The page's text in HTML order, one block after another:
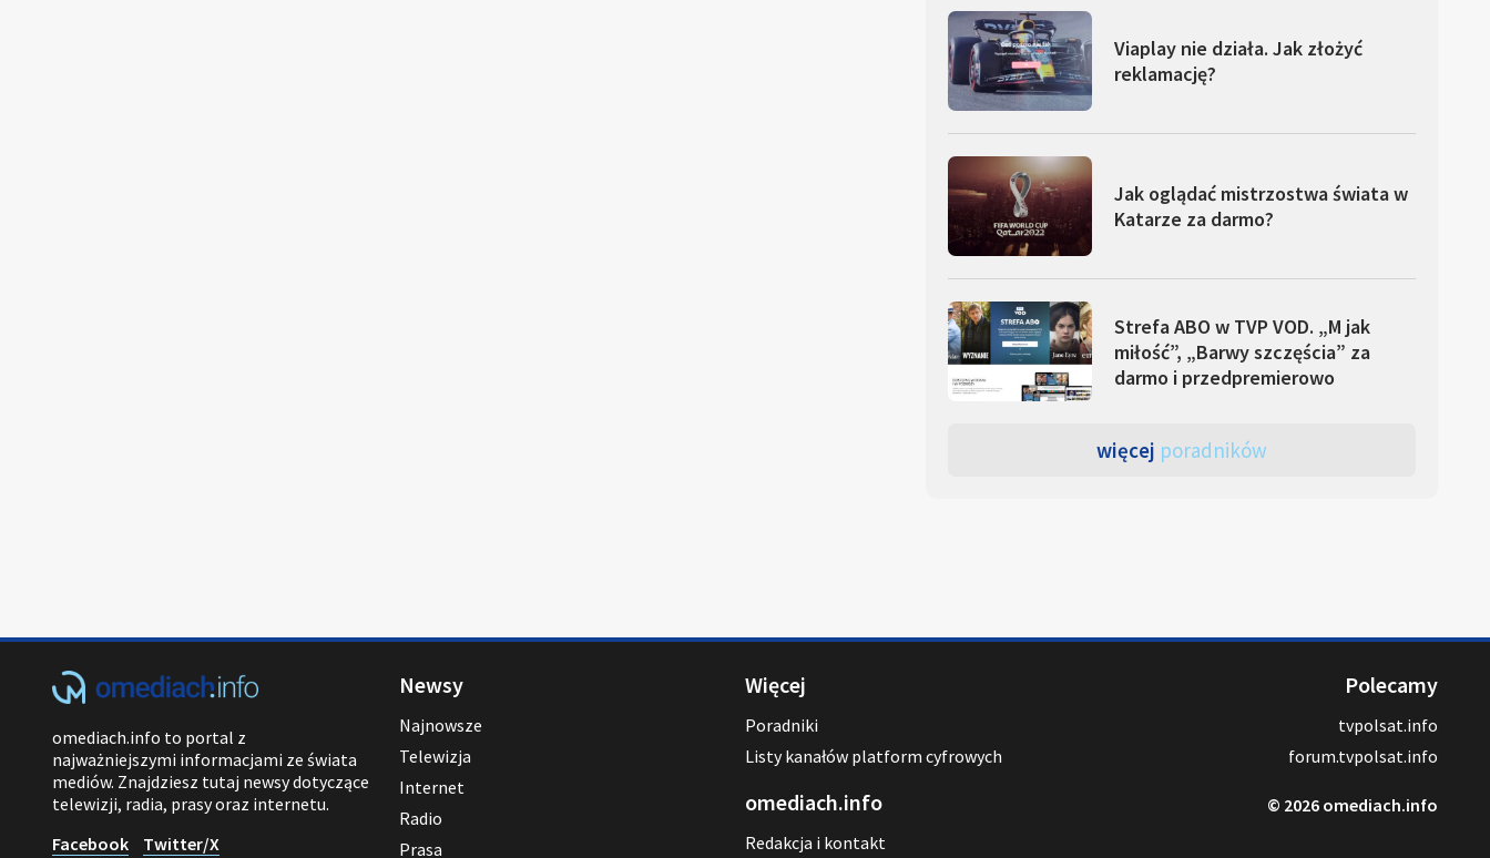
Viaplay nie działa. Jak złożyć
reklamację?
Jak oglądać mistrzostwa świata w
Katarze za darmo?
Strefa ABO w TVP VOD. „M jak
miłość”, „Barwy szczęścia” za
darmo i przedpremierowo
więcej poradników
omediach.info to portal z
najważniejszymi informacjami ze świata
mediów. Znajdziesz tutaj newsy dotyczące
telewizji, radia, prasy oraz internetu.
Facebook
Twitter/X
Newsy
Najnowsze
Telewizja
Internet
Radio
Prasa
Więcej
Poradniki
Listy kanałów platform cyfrowych
omediach.info
Redakcja i kontakt
Polecamy
tvpolsat.info
forum.tvpolsat.info
© 2026 omediach.info